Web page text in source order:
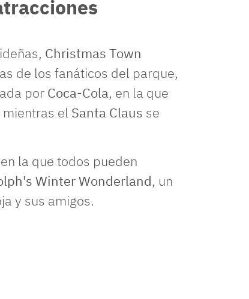
Christmas Town
de los fanáticos del parque,
por Coca-Cola, en la que
el Santa Claus se
la que todos pueden
Winter Wonderland, un
y sus amigos.